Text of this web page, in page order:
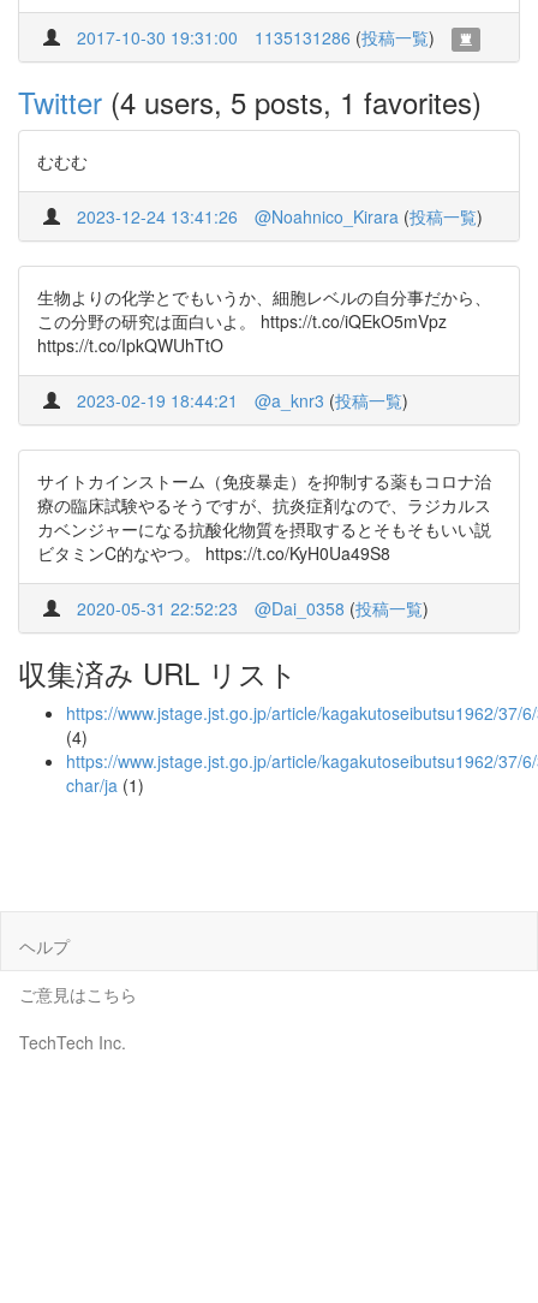
2017-10-30 19:31:00 1135131286 (投稿一覧)
Twitter (4 users, 5 posts, 1 favorites)
むむむ
2023-12-24 13:41:26 @Noahnico_Kirara (投稿一覧)
生物よりの化学とでもいうか、細胞レベルの自分事だから、
この分野の研究は面白いよ。 https://t.co/iQEkO5mVpz
https://t.co/IpkQWUhTtO
2023-02-19 18:44:21 @a_knr3 (投稿一覧)
サイトカインストーム（免疫暴走）を抑制する薬もコロナ治
療の臨床試験やるそうですが、抗炎症剤なので、ラジカルス
カベンジャーになる抗酸化物質を摂取するとそもそもいい説
ビタミンC的なやつ。 https://t.co/KyH0Ua49S8
2020-05-31 22:52:23 @Dai_0358 (投稿一覧)
収集済み URL リスト
https://www.jstage.jst.go.jp/article/kagakutoseibutsu1962/37/
(4)
https://www.jstage.jst.go.jp/article/kagakutoseibutsu1962/37/
char/ja (1)
ヘルプ
ご意見はこちら
TechTech Inc.